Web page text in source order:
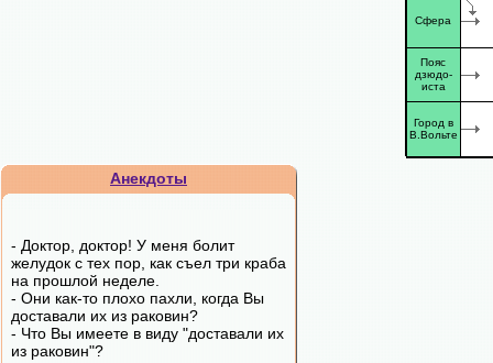
Анекдоты
- Доктор, доктор! У меня болит
желудок с тех пор, как съел три краба
на прошлой неделе.
- Они как-то плохо пахли, когда Вы
доставали их из раковин?
- Что Вы имеете в виду "доставали их
из раковин"?
Сфера
Пояс
дзюдо-
иста
Город в
В.Вольте